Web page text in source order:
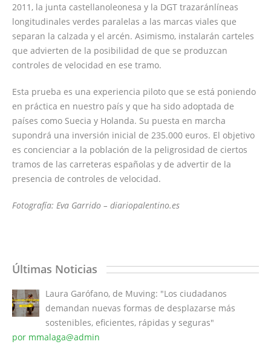
2011, la junta castellanoleonesa y la DGT trazaránlíneas
longitudinales verdes paralelas a las marcas viales que
separan la calzada y el arcén. Asimismo, instalarán carteles
que advierten de la posibilidad de que se produzcan
controles de velocidad en ese tramo.
Esta prueba es una experiencia piloto que se está poniendo
en práctica en nuestro país y que ha sido adoptada de
países como Suecia y Holanda. Su puesta en marcha
supondrá una inversión inicial de 235.000 euros. El objetivo
es concienciar a la población de la peligrosidad de ciertos
tramos de las carreteras españolas y de advertir de la
presencia de controles de velocidad.
Fotografía: Eva Garrido – diariopalentino.es
Últimas Noticias
Laura Garófano, de Muving: "Los ciudadanos
demandan nuevas formas de desplazarse más
sostenibles, eficientes, rápidas y seguras"
por mmalaga@admin